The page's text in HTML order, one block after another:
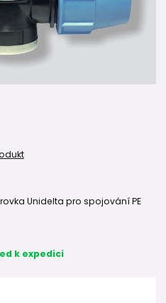
Unidelta pro spojování PE
k expedici